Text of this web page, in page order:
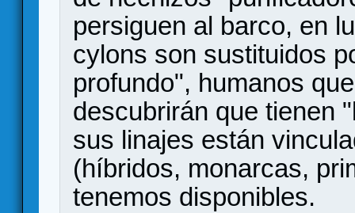
persiguen al barco, en
cylons son sustituidos
profundo", humanos
descubrirán que tienen
sus linajes están
(híbridos, monarcas,
tenemos disponibles.